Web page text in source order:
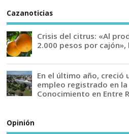
Cazanoticias
Crisis del citrus: «Al
2.000 pesos por
En el último año, creció
empleo registrado en la
Conocimiento en Entre
Opinión